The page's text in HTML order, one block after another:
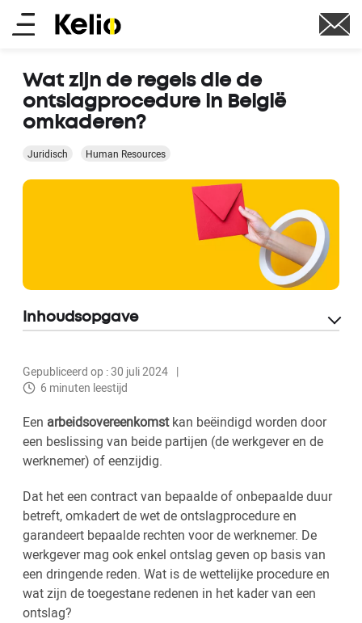
Skip
Main
Wat zijn de regels die de
ontslagprocedure in België
omkaderen?
Juridisch Human Resources
Gepubliceerd op : 30 juli 2024
6 minuten leestijd
Een arbeidsovereenkomstkan beëindigd worden door
een beslissing van beide partijen (de werkgever en de
werknemer) of eenzijdig.
Dat het een contract van bepaalde of onbepaalde duur
betreft, omkadert de wet de ontslagprocedure en
garandeert bepaalde rechten voor de werknemer. De
werkgever mag ook enkel ontslag geven op basis van
een dringende reden. Wat is de wettelijke procedure en
wat zijn de toegestane redenen in het kader van een
ontslag?
Inhoudsopgave